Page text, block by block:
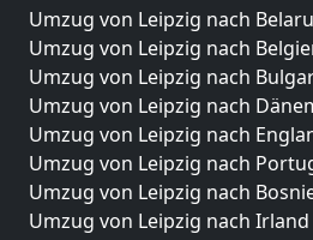
Umzug von Leipzig nach
Umzug von Leipzig nach
Umzug von Leipzig nach
Umzug von Leipzig nach
Umzug von Leipzig nach
Umzug von Leipzig nach
Umzug von Leipzig nach
Umzug von Leipzig nach Irland